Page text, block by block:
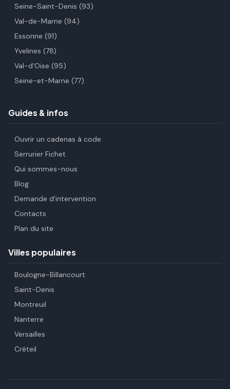
Seine-Saint-Denis (93)
Val-de-Marne (94)
Essonne (91)
Yvelines (78)
Val-d'Oise (95)
Seine-et-Marne (77)
Guides & infos
Ouvrir un cadenas à code
Serrurier Fichet
Qui sommes-nous
Blog
Demande d'intervention
Contacts
Plan du site
Villes populaires
Boulogne-Billancourt
Saint-Denis
Montreuil
Nanterre
Versailles
Créteil